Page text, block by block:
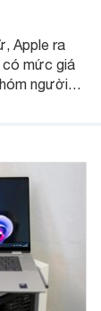
Apple ra
mức giá
người
trường.